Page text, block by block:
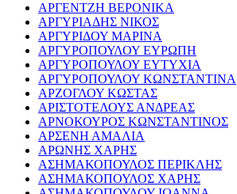
ΑΡΓΕΝΤΖΗ ΒΕΡΟΝΙΚΑ
ΑΡΓΥΡΙΑΔΗΣ ΝΙΚΟΣ
ΑΡΓΥΡΙΔΟΥ ΜΑΡΙΝΑ
ΑΡΓΥΡΟΠΟΥΛΟΥ ΕΥΡΩΠΗ
ΑΡΓΥΡΟΠΟΥΛΟΥ ΕΥΤΥΧΙΑ
ΑΡΓΥΡΟΠΟΥΛΟΥ ΚΩΝΣΤΑΝΤΙΝΑ
ΑΡΖΟΓΛΟΥ ΚΩΣΤΑΣ
ΑΡΙΣΤΟΤΕΛΟΥΣ ΑΝΔΡΕΑΣ
ΑΡΝΟΚΟΥΡΟΣ ΚΩΝΣΤΑΝΤΙΝΟΣ
ΑΡΣΕΝΗ ΑΜΑΛΙΑ
ΑΡΩΝΗΣ ΧΑΡΗΣ
ΑΣΗΜΑΚΟΠΟΥΛΟΣ ΠΕΡΙΚΛΗΣ
ΑΣΗΜΑΚΟΠΟΥΛΟΣ ΧΑΡΗΣ